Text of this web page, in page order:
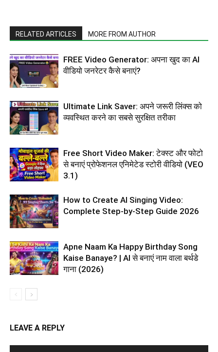
RELATED ARTICLES MORE FROM AUTHOR
FREE Video Generator: अपना खुद का AI
वीडियो जनरेटर कैसे बनाएं?
Ultimate Link Saver: अपने जरूरी लिंक्स को
व्यवस्थित करने का सबसे सुरक्षित तरीका
Free Short Video Maker: टेक्स्ट और फोटो
से बनाएं प्रोफेशनल एनिमेटेड स्टोरी वीडियो (VEO
3.1)
How to Create AI Singing Video:
Complete Step-by-Step Guide 2026
Apne Naam Ka Happy Birthday Song
Kaise Banaye? | AI से बनाएं नाम वाला बर्थडे
गाना (2026)
LEAVE A REPLY